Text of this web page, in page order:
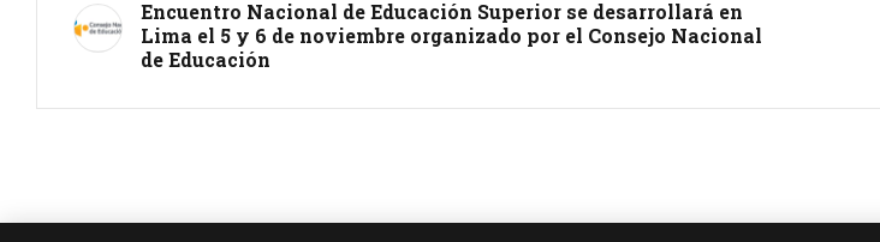
Encuentro Nacional de Educación Superior se desarrollará en
Lima el 5 y 6 de noviembre organizado por el Consejo Nacional
de Educación